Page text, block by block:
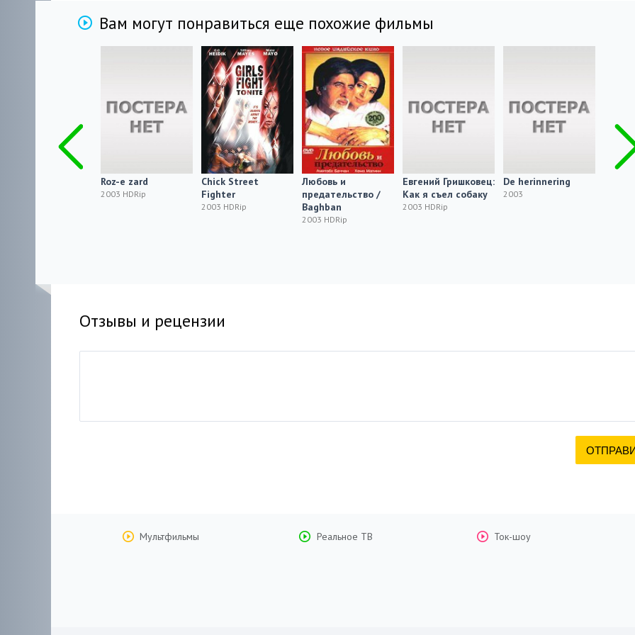
Вам могут понравиться еще похожие фильмы
Roz-e zard
2003 HDRip
Chick Street
Fighter
2003 HDRip
Любовь и
предательство /
Baghban
2003 HDRip
Евгений Гришковец:
Как я съел собаку
2003 HDRip
De herinnering
2003
Отзывы и рецензии
Мультфильмы Реальное ТВ Ток-шоу